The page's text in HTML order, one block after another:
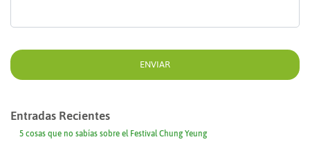
Entradas Recientes
5 cosas que no sabías sobre el Festival Chung Yeung